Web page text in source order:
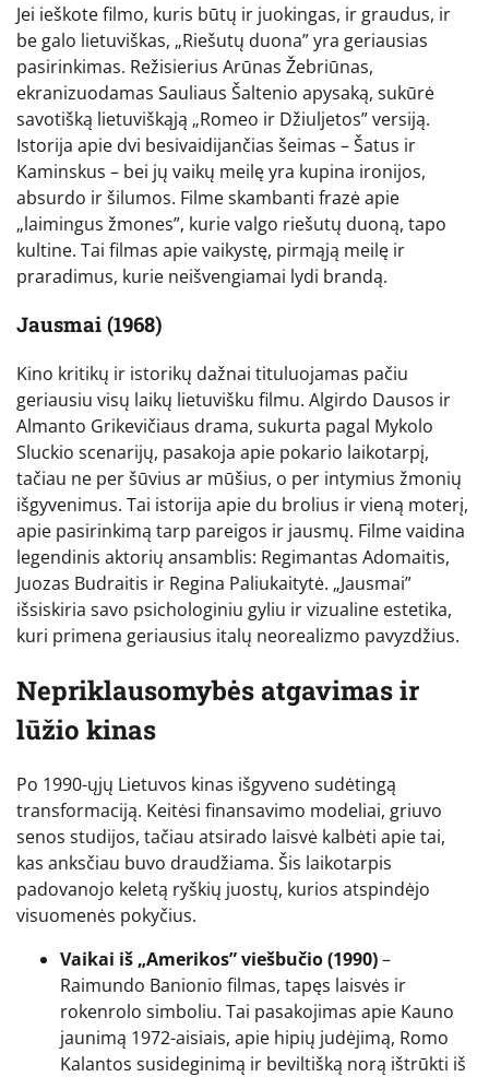
Jei ieškote filmo, kuris būtų ir juokingas, ir graudus, ir
be galo lietuviškas, „Riešutų duona” yra geriausias
pasirinkimas. Režisierius Arūnas Žebriūnas,
ekranizuodamas Sauliaus Šaltenio apysaką, sukūrė
savotišką lietuviškąją „Romeo ir Džiuljetos” versiją.
Istorija apie dvi besivaidijančias šeimas – Šatus ir
Kaminskus – bei jų vaikų meilę yra kupina ironijos,
absurdo ir šilumos. Filme skambanti frazė apie
„laimingus žmones”, kurie valgo riešutų duoną, tapo
kultine. Tai filmas apie vaikystę, pirmąją meilę ir
praradimus, kurie neišvengiamai lydi brandą.
Jausmai (1968)
Kino kritikų ir istorikų dažnai tituluojamas pačiu
geriausiu visų laikų lietuvišku filmu. Algirdo Dausos ir
Almanto Grikevičiaus drama, sukurta pagal Mykolo
Sluckio scenarijų, pasakoja apie pokario laikotarpį,
tačiau ne per šūvius ar mūšius, o per intymius žmonių
išgyvenimus. Tai istorija apie du brolius ir vieną moterį,
apie pasirinkimą tarp pareigos ir jausmų. Filme vaidina
legendinis aktorių ansamblis: Regimantas Adomaitis,
Juozas Budraitis ir Regina Paliukaitytė. „Jausmai”
išsiskiria savo psichologiniu gyliu ir vizualine estetika,
kuri primena geriausius italų neorealizmo pavyzdžius.
Nepriklausomybės atgavimas ir
lūžio kinas
Po 1990-ųjų Lietuvos kinas išgyveno sudėtingą
transformaciją. Keitėsi finansavimo modeliai, griuvo
senos studijos, tačiau atsirado laisvė kalbėti apie tai,
kas anksčiau buvo draudžiama. Šis laikotarpis
padovanojo keletą ryškių juostų, kurios atspindėjo
visuomenės pokyčius.
Vaikai iš „Amerikos” viešbučio (1990)–
Raimundo Banionio filmas, tapęs laisvės ir
rokenrolo simboliu. Tai pasakojimas apie Kauno
jaunimą 1972-aisiais, apie hipių judėjimą, Romo
Kalantos susideginimą ir beviltišką norą ištrūkti iš